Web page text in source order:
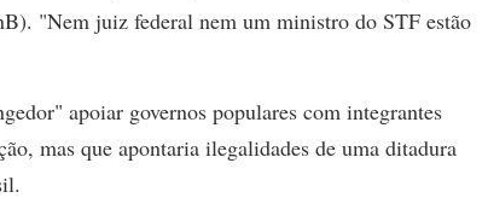
"Nem juiz federal nem um ministro do STF estão
apoiar governos populares com integrantes
mas que apontaria ilegalidades de uma ditadura